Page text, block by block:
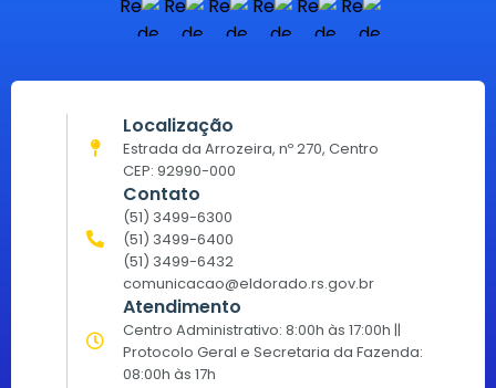
Localização
Estrada da Arrozeira, nº 270, Centro
CEP: 92990-000
Contato
(51) 3499-6300
(51) 3499-6400
(51) 3499-6432
comunicacao@eldorado.rs.gov.br
Atendimento
Centro Administrativo: 8:00h às 17:00h ||
Protocolo Geral e Secretaria da Fazenda:
08:00h às 17h